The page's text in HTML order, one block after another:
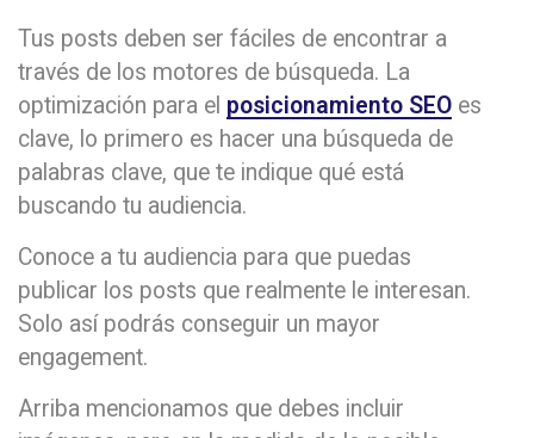
Tus posts deben ser fáciles de encontrar a
través de los motores de búsqueda. La
optimización para el posicionamiento SEO es
clave, lo primero es hacer una búsqueda de
palabras clave, que te indique qué está
buscando tu audiencia.
Conoce a tu audiencia para que puedas
publicar los posts que realmente le interesan.
Solo así podrás conseguir un mayor
engagement.
Arriba mencionamos que debes incluir